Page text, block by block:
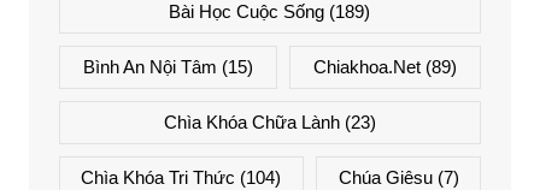
Bài Học Cuộc Sống (189)
Bình An Nội Tâm (15) Chiakhoa.net (89)
Chìa Khóa Chữa Lành(23)
Chìa Khóa Tri Thức (104) Chúa Giêsu(7)